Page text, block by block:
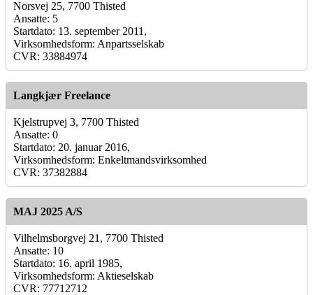
Norsvej 25, 7700 Thisted
Ansatte: 5
Startdato: 13. september 2011,
Virksomhedsform: Anpartsselskab
CVR: 33884974
Langkjær Freelance
Kjelstrupvej 3, 7700 Thisted
Ansatte: 0
Startdato: 20. januar 2016,
Virksomhedsform: Enkeltmandsvirksomhed
CVR: 37382884
MAJ 2025 A/S
Vilhelmsborgvej 21, 7700 Thisted
Ansatte: 10
Startdato: 16. april 1985,
Virksomhedsform: Aktieselskab
CVR: 77712712